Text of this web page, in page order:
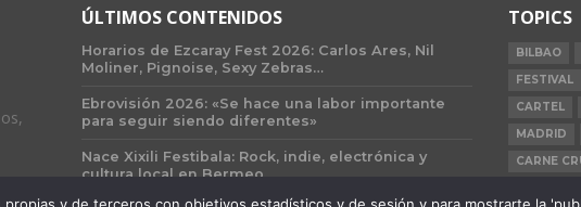
ÚLTIMOS CONTENIDOS
Horarios de Ezcaray Fest 2026: Carlos Ares, Nil
Moliner, Pignoise, Sexy Zebras…
Ebrovisión 2026: «Se hace una labor importante
para seguir siendo diferentes»
Nace Xixili Festibala: Rock, indie, electrónica y
cultura local en Bermeo
TOPICS
BILBAO
FESTIVAL
CARTEL
MADRID
CARNE